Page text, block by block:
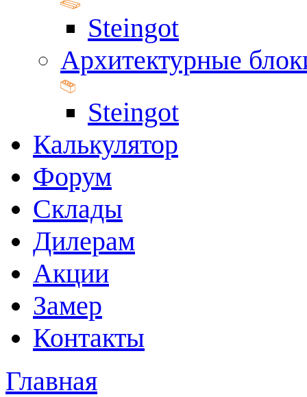
Steingot
Архитектурные
Steingot
Калькулятор
Форум
Склады
Дилерам
Акции
Замер
Контакты
Главная